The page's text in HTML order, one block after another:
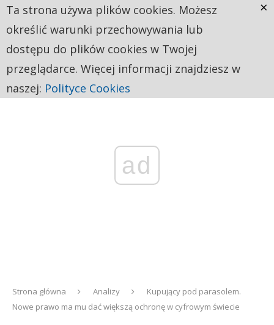
ad
Strona główna Analizy
Kupujący pod parasolem.
Nowe prawo ma mu dać większą ochronę w cyfrowym świecie
Ta strona używa plików cookies. Możesz
określić warunki przechowywania lub
dostępu do plików cookies w Twojej
przeglądarce. Więcej informacji znajdziesz w
naszej: Polityce Cookies
×